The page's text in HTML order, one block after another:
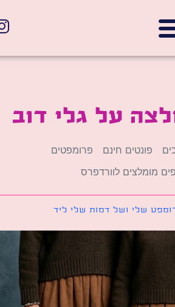
על גלי דוב
חינם
פרומפטים
לוורדפרס
ושל דמות שלי ליד